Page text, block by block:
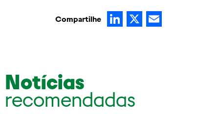
Compartilhe LinkedIn
X
Notícias
recomendadas